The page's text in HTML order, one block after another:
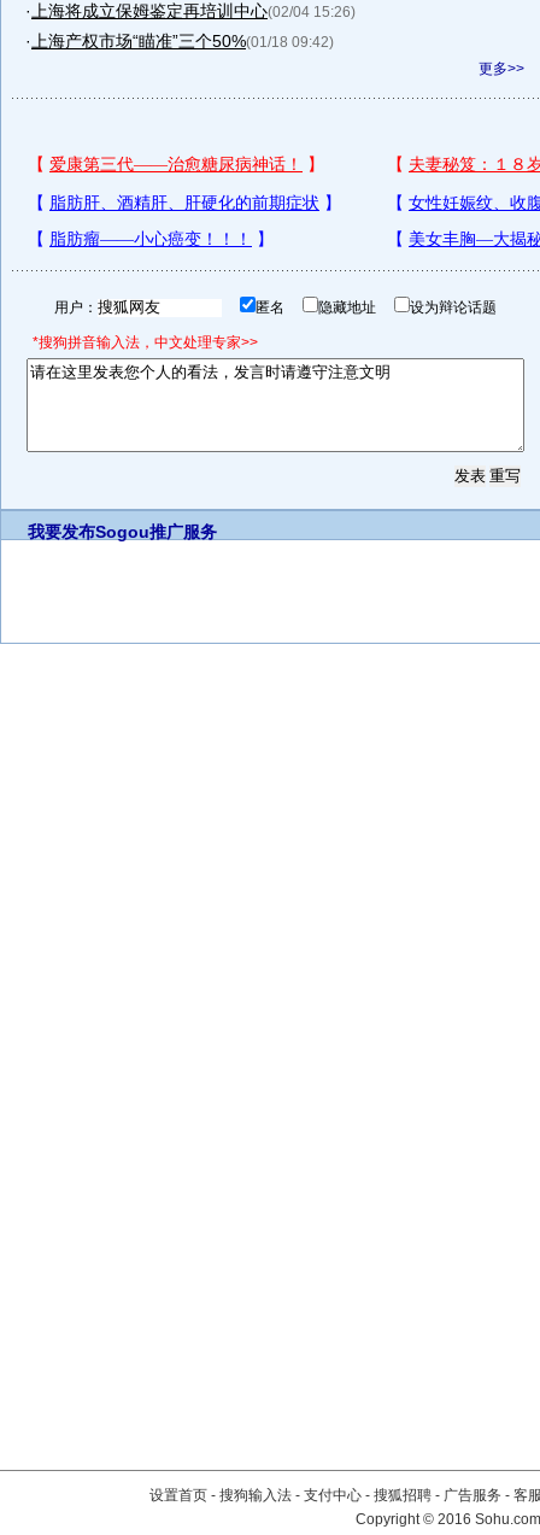
· 上海将成立保姆鉴定再培训中心(02/04 15:26)
· 上海产权市场“瞄准”三个50%(01/18 09:42)
更多>>
用户： 匿名 隐藏地址 设为辩论话题
*搜狗拼音输入法，中文处理专家>>
我要发布Sogou推广服务
设置首页 - 搜狗输入法 - 支付中心 - 搜狐招聘 - 广告服务 - 客
Copyright©2016